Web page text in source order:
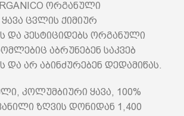
ორგანული
ცვლის ქიმიურ
და პესტიციდებს ორგანული
აბრუნებენ საკვებ
და არ აბინძურებენ დედამიწას.
კოლუმბიური ყავა, 100%
ზღვის დონიდან 1,400